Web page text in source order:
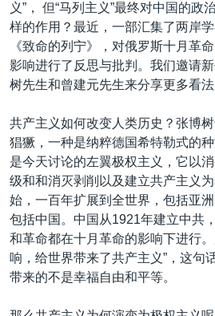
关注新疆
GEN Z 看美国
义”， 但“马列主义”最终对中国的政
样的作用？最近，一部汇集了两岸
《致命的列宁》，对俄罗斯十月革
影响进行了反思与批判。我们邀请
树先生和曾建元先生来分享更多看法
共产主义如何改变人类历史？张博
猖獗，一种是纳粹德国希特勒式的
是今天讨论的左翼极权主义，它以
级和和消灭剥削以及建立共产主义
始，一百年扩展到全世界，包括亚
包括中国。中国从1921年建立中共
和革命都在十月革命的影响下进行
响，给世界带来了共产主义”，这句
带来的不是幸福自由和平等。